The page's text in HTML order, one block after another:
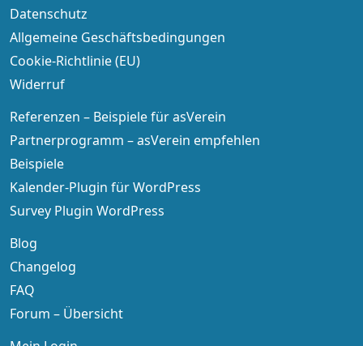
Datenschutz
Allgemeine Geschäftsbedingungen
Cookie-Richtlinie (EU)
Widerruf
Referenzen – Beispiele für asVerein
Partnerprogramm – asVerein empfehlen
Beispiele
Kalender-Plugin für WordPress
Survey Plugin WordPress
Blog
Changelog
FAQ
Forum – Übersicht